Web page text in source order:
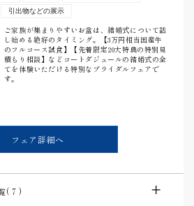
引出物などの展示
ご家族が集まりやすいお盆は、結婚式について話
し始める絶好のタイミング。【3万円相当国産牛
のフルコース試食】【先着限定20大特典の特別見
積もり相談】などコートダジュールの結婚式の全
てを体験いただける特別なブライダルフェアで
す。
フェア詳細へ
(7 )